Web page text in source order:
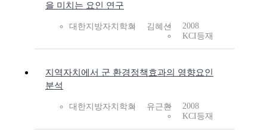
을 미치는 요인 연구
대한지방자치학회 김혜선
2008
KCI등재
지역자치에서 군 환경정책효과의 영향요인
분석
대한지방자치학회 유근환
2008
KCI등재